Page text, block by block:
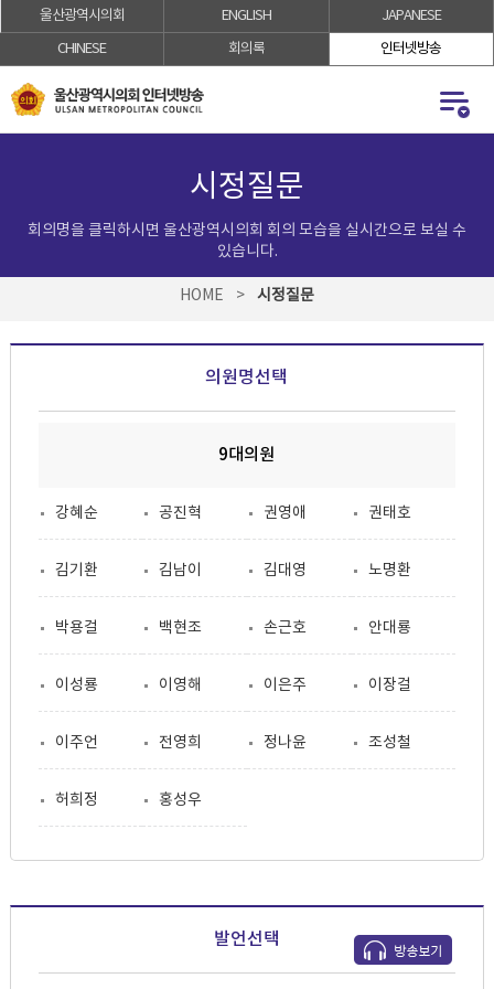
가
가
울산광역시의회 ENGLISH
JAPANESE
CHINESE
회의록 인터넷방송
시정질문
회의명을 클릭하시면 울산광역시의회 회의 모습을 실시간으로 보실 수
있습니다.
HOME > 시정질문
의원명선택
9대의원
강혜순 공진혁 권영애 권태호
김기환 김남이 김대영 노명환
박용걸 백현조 손근호 안대룡
이성룡 이영해 이은주 이장걸
이주언 전영희 정나윤 조성철
허희정 홍성우
발언선택